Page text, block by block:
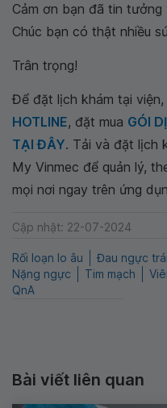
Cảm ơn bạn đã tin tưởng
Chúc bạn có thật nhiều
Trân trọng!
Để đặt lịch khám tại
HOTLINE, đặt mua GÓI
TẠI ĐÂY. Tải và đặt lịch
My Vinmec để quản lý,
mọi nơi ngay trên ứng
Cập nhật: 22-07-2024
Rối loạn lo âu Đau ngực trái
Nặng ngực
Tim mạch
QnA
Bài viết liên quan